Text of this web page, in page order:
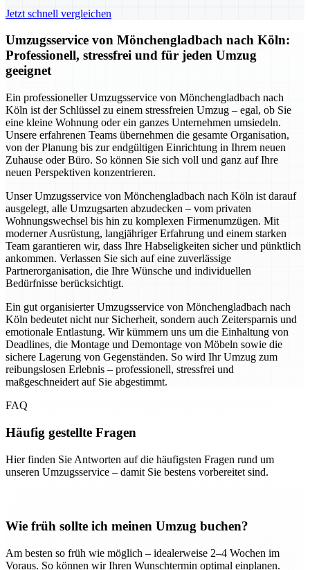
Jetzt schnell vergleichen
Umzugsservice von Mönchengladbach nach Köln:
Professionell, stressfrei und für jeden Umzug
geeignet
Ein professioneller Umzugsservice von Mönchengladbach nach
Köln ist der Schlüssel zu einem stressfreien Umzug – egal, ob Sie
eine kleine Wohnung oder ein ganzes Unternehmen umsiedeln.
Unsere erfahrenen Teams übernehmen die gesamte Organisation,
von der Planung bis zur endgültigen Einrichtung in Ihrem neuen
Zuhause oder Büro. So können Sie sich voll und ganz auf Ihre
neuen Perspektiven konzentrieren.
Unser Umzugsservice von Mönchengladbach nach Köln ist darauf
ausgelegt, alle Umzugsarten abzudecken – vom privaten
Wohnungswechsel bis hin zu komplexen Firmenumzügen. Mit
moderner Ausrüstung, langjähriger Erfahrung und einem starken
Team garantieren wir, dass Ihre Habseligkeiten sicher und pünktlich
ankommen. Verlassen Sie sich auf eine zuverlässige
Partnerorganisation, die Ihre Wünsche und individuellen
Bedürfnisse berücksichtigt.
Ein gut organisierter Umzugsservice von Mönchengladbach nach
Köln bedeutet nicht nur Sicherheit, sondern auch Zeitersparnis und
emotionale Entlastung. Wir kümmern uns um die Einhaltung von
Deadlines, die Montage und Demontage von Möbeln sowie die
sichere Lagerung von Gegenständen. So wird Ihr Umzug zum
reibungslosen Erlebnis – professionell, stressfrei und
maßgeschneidert auf Sie abgestimmt.
FAQ
Häufig gestellte Fragen
Hier finden Sie Antworten auf die häufigsten Fragen rund um
unseren Umzugsservice – damit Sie bestens vorbereitet sind.
Wie früh sollte ich meinen Umzug buchen?
Am besten so früh wie möglich – idealerweise 2–4 Wochen im
Voraus. So können wir Ihren Wunschtermin optimal einplanen.